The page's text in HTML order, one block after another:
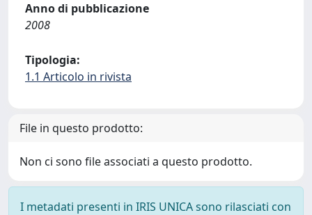
Anno di pubblicazione
2008
Tipologia:
1.1 Articolo in rivista
File in questo prodotto:
Non ci sono file associati a questo prodotto.
I metadati presenti in IRIS UNICA sono rilasciati con